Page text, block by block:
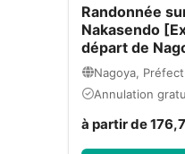
Randonnée
Nakasendo
départ de
Nagoya,
Annulation
à partir de